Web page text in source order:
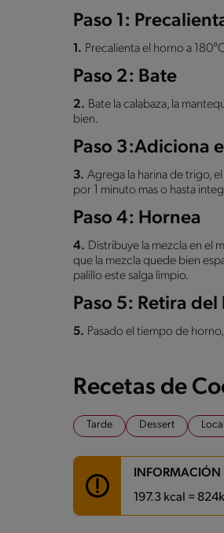
Paso 1:
1. Precalienta el horno a
Paso 2: Bate
2. Bate la calabaza, la
bien.
Paso 3:Adiciona
3. Agrega la harina de trigo,
por 1 minuto mas o hasta
Paso 4: Hornea
4. Distribuye la mezcla en el
que la mezcla quede bien
palillo este salga limpio.
Paso 5: Retira
5. Pasado el tiempo de
Recetas de
Tarde Dessert Local
197.3 kcal =